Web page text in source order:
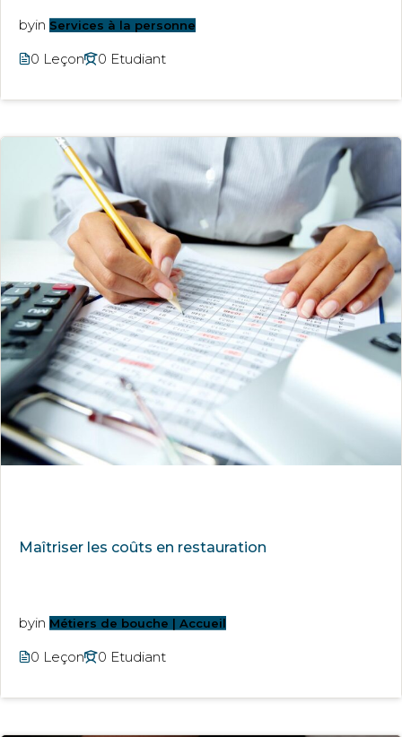
byin Services à la personne
0 Leçon 0 Etudiant
Maîtriser les coûts en restauration
byin Métiers de bouche | Accueil
0 Leçon 0 Etudiant